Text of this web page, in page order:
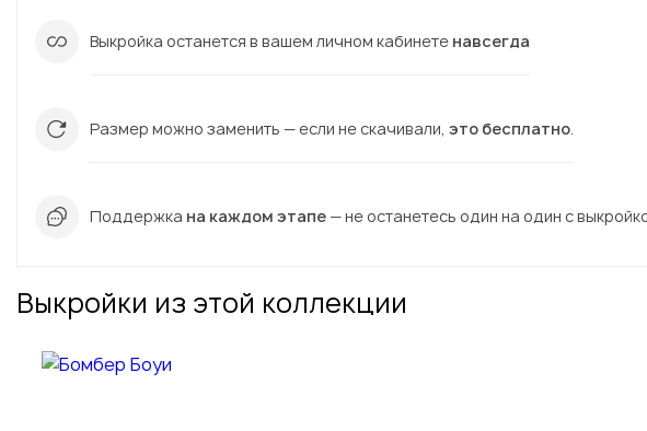
Выкройка останется в вашем личном кабинете навсегда
Размер можно заменить — если не скачивали, это бесплатно
Поддержка на каждом этапе — не останетесь один на один с
Выкройки из этой коллекции